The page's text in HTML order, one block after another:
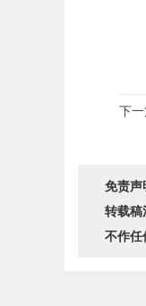
下
免责声
转载稿
不作任